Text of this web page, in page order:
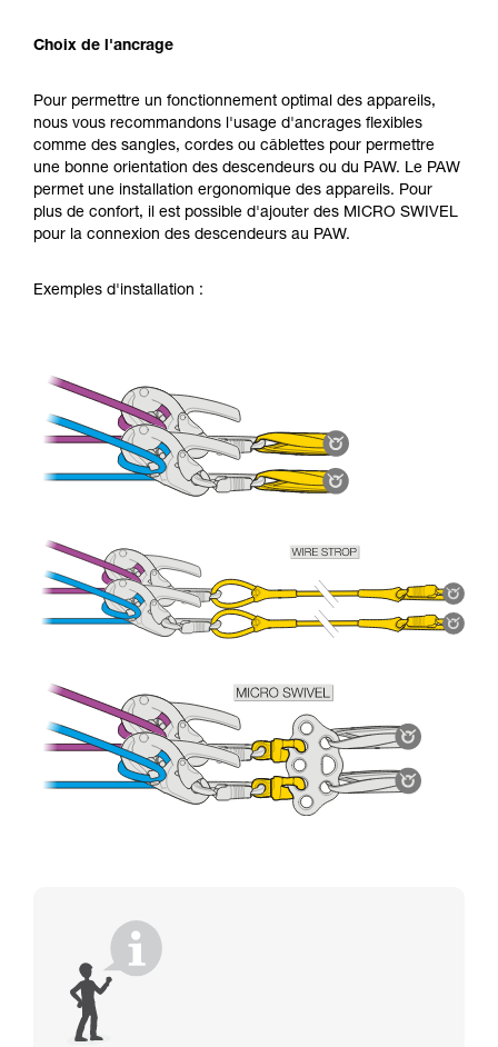
Choix de l'ancrage
Pour permettre un fonctionnement optimal des appareils,
nous vous recommandons l'usage d'ancrages flexibles
comme des sangles, cordes ou câblettes pour permettre
une bonne orientation des descendeurs ou du PAW. Le PAW
permet une installation ergonomique des appareils. Pour
plus de confort, il est possible d'ajouter des MICRO SWIVEL
pour la connexion des descendeurs au PAW.
Exemples d'installation :